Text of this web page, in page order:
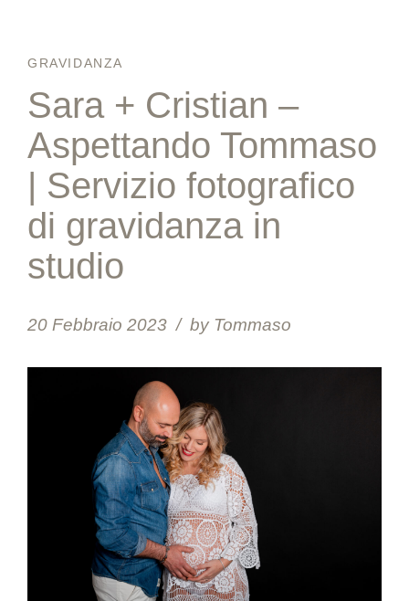
GRAVIDANZA
Sara + Cristian –
Aspettando Tommaso
| Servizio fotografico
di gravidanza in
studio
20 Febbraio 2023 by Tommaso